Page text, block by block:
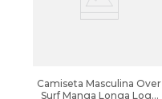
Camiseta Masculina Over
Surf Manga Longa Logo